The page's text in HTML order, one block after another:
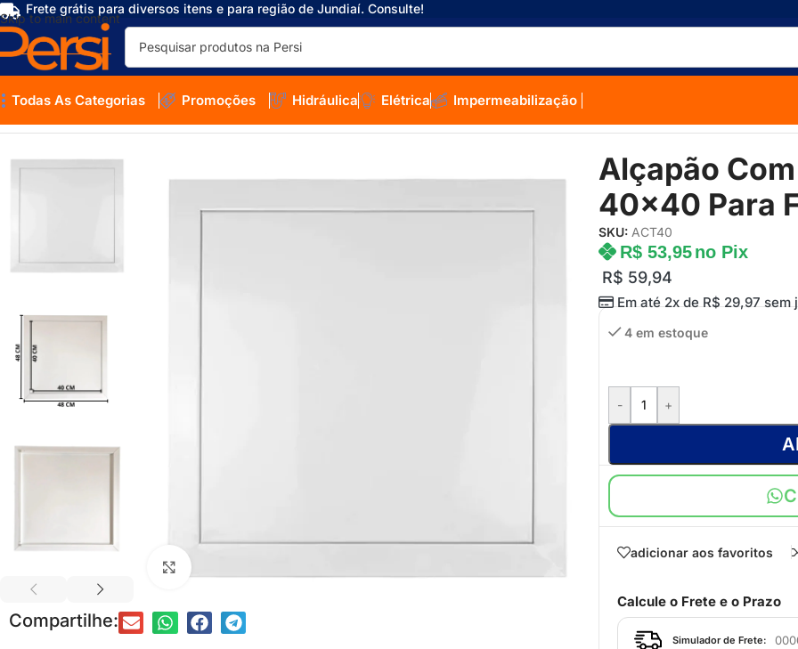
Skip to main content
Frete grátis para diversos itens e para região de Jundiaí. Consulte!
Todas As Categorias Promoções Hidráulica Elétrica Impermeabilização
Início Ferragens Alçapão Alçapão Com Tampa De Aço 40×40 Para Forro Drywall
Compartilhe:
Alçapão
40×40 Para
SKU: ACT40
R$ 59,94
Em até 2x deR$29,97sem
R$53,95 no Pix
4 em estoque
- +
adicionar aos favoritos
Calcule o Frete e o Prazo
Simulador de Frete: